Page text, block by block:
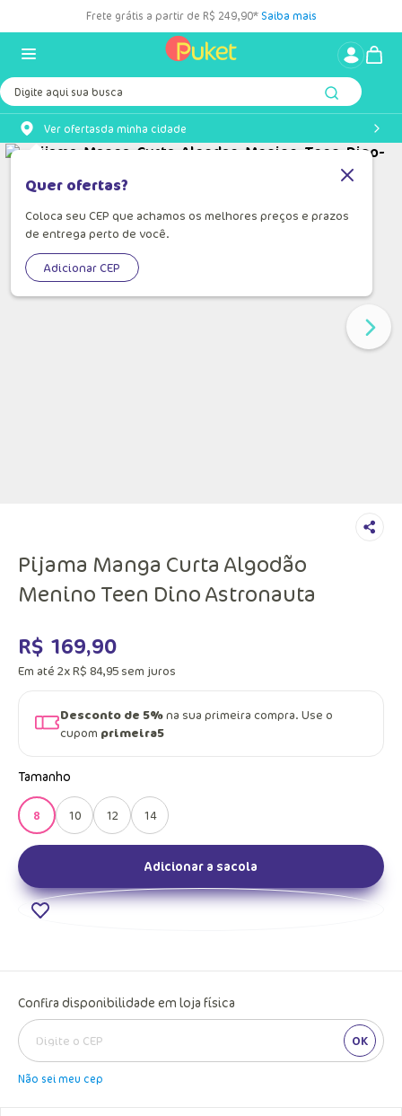
Frete grátis a partir de R$ 249,90* Saiba mais
Digite aqui sua busca
Ver ofertasda minha cidade
Quer ofertas?
Coloca seu CEP que achamos os melhores preços e prazos
de entrega perto de você.
Adicionar CEP
Pijama Manga Curta Algodão
Menino Teen Dino Astronauta
R$ 169,90
Em até 2xR$ 84,95 sem juros
Desconto de 5%na sua primeira compra. Use o
cupom primeira5
Tamanho
8 10 12 14
Adicionar a sacola
Confira disponibilidade em loja física